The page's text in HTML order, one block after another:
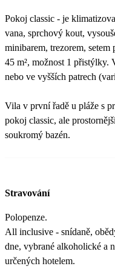
Pokoj classic - je
vana, sprchový kout,
minibarem, trezorem,
45 m², možnost 1 přistýlky.
nebo ve vyšších patrech
Vila v první řadě u pláže s
pokoj classic, ale
soukromý bazén.
Stravování
Polopenze.
All inclusive - snídaně,
dne, vybrané alkoholické a
určených hotelem.